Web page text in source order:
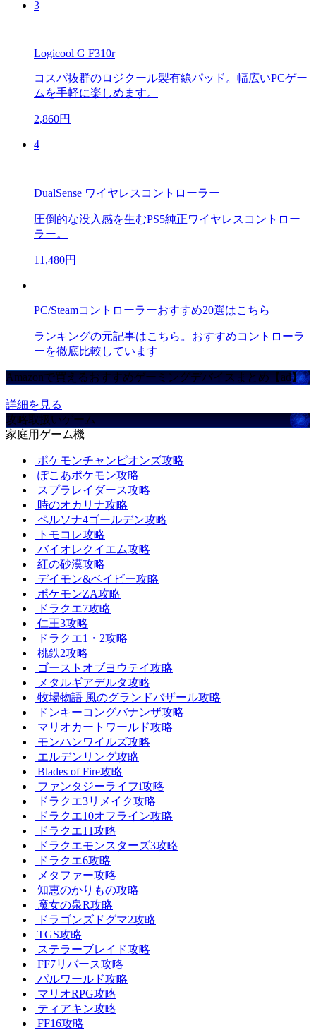
3
Logicool G F310r
コスパ抜群のロジクール製有線パッド。幅広いPCゲー
ムを手軽に楽しめます。
2,860円
4
DualSense ワイヤレスコントローラー
圧倒的な没入感を生むPS5純正ワイヤレスコントロー
ラー。
11,480円
PC/Steamコントローラーおすすめ20選はこちら
ランキングの元記事はこちら。おすすめコントローラ
ーを徹底比較しています
Amazonで買えるおすすめゲーミングデバイスまとめ【ad】
詳細を見る
攻略取扱いゲーム
家庭用ゲーム機
ポケモンチャンピオンズ攻略
ぽこあポケモン攻略
スプラレイダース攻略
時のオカリナ攻略
ペルソナ4ゴールデン攻略
トモコレ攻略
バイオレクイエム攻略
紅の砂漠攻略
デイモン&ベイビー攻略
ポケモンZA攻略
ドラクエ7攻略
仁王3攻略
ドラクエ1・2攻略
桃鉄2攻略
ゴーストオブヨウテイ攻略
メタルギアデルタ攻略
牧場物語 風のグランドバザール攻略
ドンキーコングバナンザ攻略
マリオカートワールド攻略
モンハンワイルズ攻略
エルデンリング攻略
Blades of Fire攻略
ファンタジーライフi攻略
ドラクエ3リメイク攻略
ドラクエ10オフライン攻略
ドラクエ11攻略
ドラクエモンスターズ3攻略
ドラクエ6攻略
メタファー攻略
知恵のかりもの攻略
魔女の泉R攻略
ドラゴンズドグマ2攻略
TGS攻略
ステラーブレイド攻略
FF7リバース攻略
パルワールド攻略
マリオRPG攻略
ティアキン攻略
FF16攻略